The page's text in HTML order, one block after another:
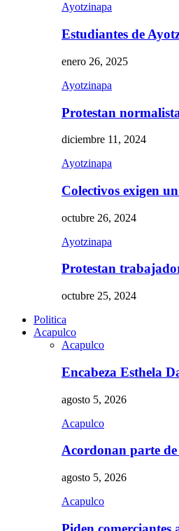
Ayotzinapa
Estudiantes de
enero 26, 2025
Ayotzinapa
Protestan
diciembre 11, 2024
Ayotzinapa
Colectivos exigen
octubre 26, 2024
Ayotzinapa
Protestan
octubre 25, 2024
Politica
Acapulco
Acapulco
Encabeza Esthela
agosto 5, 2026
Acapulco
Acordonan parte
agosto 5, 2026
Acapulco